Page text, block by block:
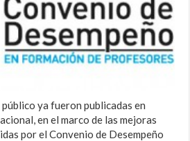
ya fueron publicadas en
en el marco de las mejoras
por el Convenio de Desempeño